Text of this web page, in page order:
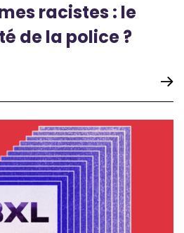
racistes : le
de la police ?